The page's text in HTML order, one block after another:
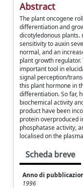
Abstract
The plant oncogene
differentiation and
dicotyledonous plants.
sensitivity to auxin
normal, and an
plant growth
important tool in
signal perception/
this plant hormone in
differentiation. So far,
biochemical activity
product have been
protein overproduced
phosphatase activity,
localised on the
Scheda breve
Anno di
1996